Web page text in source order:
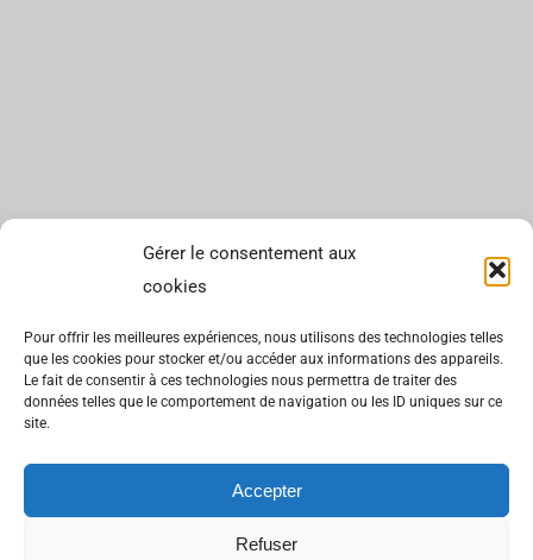
Gérer le consentement aux
cookies
Pour offrir les meilleures expériences, nous utilisons des technologies telles
que les cookies pour stocker et/ou accéder aux informations des appareils.
Le fait de consentir à ces technologies nous permettra de traiter des
données telles que le comportement de navigation ou les ID uniques sur ce
site.
Accepter
Refuser